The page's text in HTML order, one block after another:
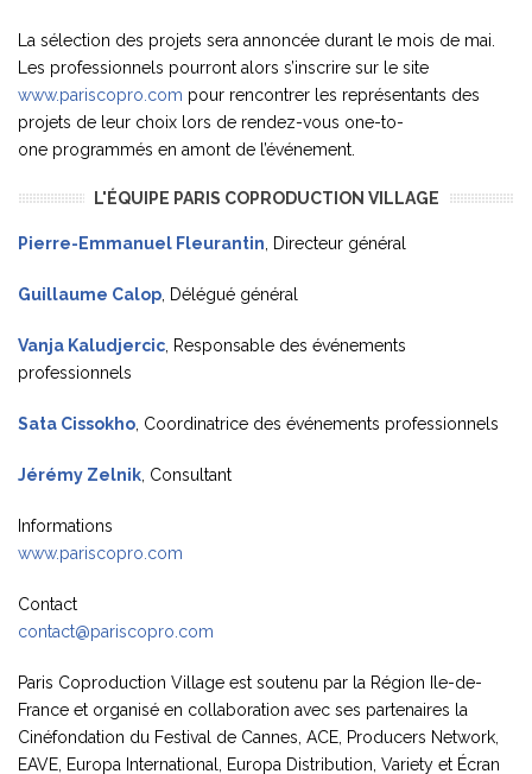
La sélection des projets sera annoncée durant le mois de mai.
Les professionnels pourront alors s’inscrire sur le site
www.pariscopro.com pour rencontrer les représentants des
projets de leur choix lors de rendez-vous one-to-
one programmés en amont de l’événement.
L'ÉQUIPE PARIS COPRODUCTION VILLAGE
Pierre-Emmanuel Fleurantin , Directeur général
Guillaume Calop , Délégué général
Vanja Kaludjercic , Responsable des événements
professionnels
Sata Cissokho , Coordinatrice des événements professionnels
Jérémy Zelnik , Consultant
Informations
www.pariscopro.com
Contact
contact@pariscopro.com
Paris Coproduction Village est soutenu par la Région Ile-de-
France et organisé en collaboration avec ses partenaires la
Cinéfondation du Festival de Cannes, ACE, Producers Network,
EAVE, Europa International, Europa Distribution, Variety et Écran